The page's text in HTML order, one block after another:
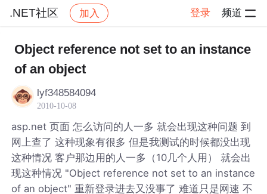
.NET社区 加入 登录 频道
社区 .NET社区
Object reference not set to an instance
of an object
lyf348584094
2010-10-08
asp.net 页面 怎么访问的人一多 就会出现这种问题 到
网上查了 这种现象有很多 但是我测试的时候都没出现
这种情况 客户那边用的人一多（10几个人用） 就会出
现这种情况 "Object reference not set to an instance
of an object" 重新登录进去又没事了 难道只是网速 不